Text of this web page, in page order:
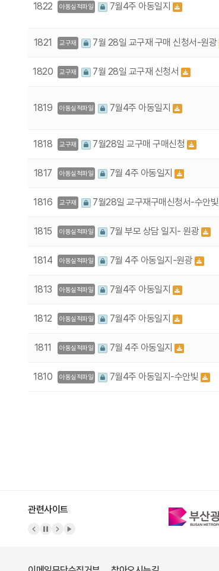
1822 아동실적파일 7월4주 아동일지
1821 교구재 7월 28일 교구재 구매 신청서-원광
1820 교구재 7월 28일 교구재 신청서
1819 아동실적파일 7월4주 아동일지
1818 교구재 7월28일 교구매 구매신청
1817 아동실적파일 7월 4주 아동일지
1816 교구재 7월28일 교구재구매신청서-수안빛
1815 아동실적파일 7월 부모 상담 일지- 원광
1814 아동실적파일 7월 4주 아동일지-원광
1813 아동실적파일 7월4주 아동일지
1812 아동실적파일 7월4주 아동일지
1811 아동실적파일 7월 4주 아동일지
1810 아동실적파일 7월4주 아동일지-수안빛
관련사이트